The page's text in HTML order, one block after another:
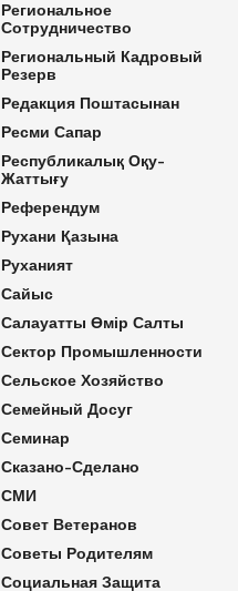
Региональное
Сотрудничество
Региональный Кадровый
Резерв
Редакция Поштасынан
Ресми Сапар
Республикалық Оқу-
Жаттығу
Референдум
Рухани Қазына
Руханият
Сайыс
Салауатты Өмір Салты
Сектор Промышленности
Сельское Хозяйство
Семейный Досуг
Семинар
Сказано-Сделано
СМИ
Совет Ветеранов
Советы Родителям
Социальная Защита